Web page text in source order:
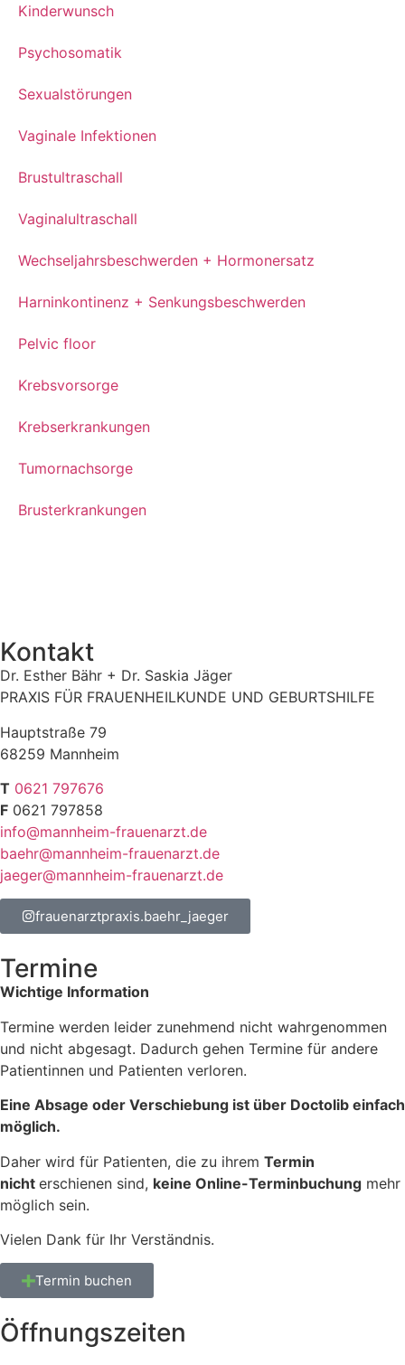
Kinderwunsch
Psychosomatik
Sexualstörungen
Vaginale Infektionen
Brustultraschall
Vaginalultraschall
Wechseljahrsbeschwerden + Hormonersatz
Harninkontinenz + Senkungsbeschwerden
Pelvic floor
Krebsvorsorge
Krebserkrankungen
Tumornachsorge
Brusterkrankungen
Kontakt
Dr. Esther Bähr + Dr. Saskia Jäger
PRAXIS FÜR FRAUENHEILKUNDE UND GEBURTSHILFE
Hauptstraße 79
68259 Mannheim
T 0621 797676
F 0621 797858
info@mannheim-frauenarzt.de
baehr@mannheim-frauenarzt.de
jaeger@mannheim-frauenarzt.de
frauenarztpraxis.baehr_jaeger
Termine
Wichtige Information
Termine werden leider zunehmend nicht wahrgenommen
und nicht abgesagt. Dadurch gehen Termine für andere
Patientinnen und Patienten verloren.
Eine Absage oder Verschiebung ist über Doctolib einfach
möglich.
Daher wird für Patienten, die zu ihrem Termin
nicht erschienen sind, keine Online-Terminbuchung mehr
möglich sein.
Vielen Dank für Ihr Verständnis.
Termin buchen
Öffnungszeiten